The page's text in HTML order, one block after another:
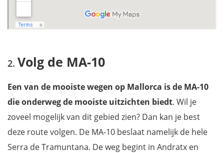
Volg de MA-10
Een van de mooiste wegen op Mallorca is de MA-10
die onderweg de mooiste uitzichten biedt. Wil je
zoveel mogelijk van dit gebied zien? Dan kan je best
deze route volgen. De MA-10 beslaat namelijk de hele
Serra de Tramuntana. De weg begint in Andratx en